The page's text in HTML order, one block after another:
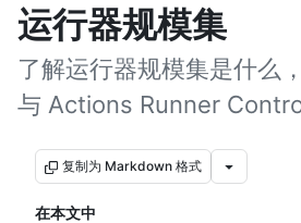
运行器规模集
了解运行器规模集是什么
与 Actions Runner
复制为 Markdown 格式
在本文中